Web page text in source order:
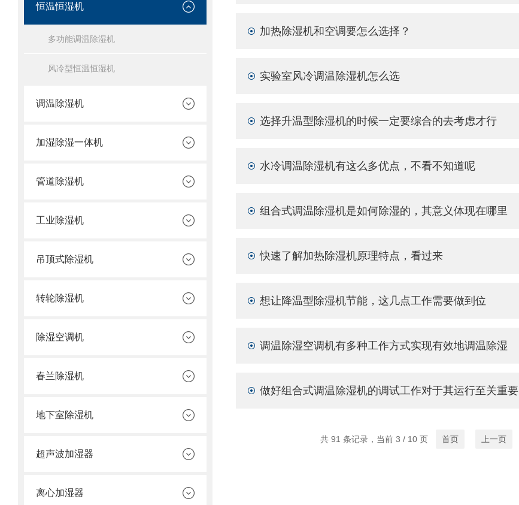
恒温恒湿机
多功能调温除湿机
风冷型恒温恒湿机
调温除湿机
加湿除湿一体机
管道除湿机
工业除湿机
吊顶式除湿机
转轮除湿机
除湿空调机
春兰除湿机
地下室除湿机
超声波加湿器
离心加湿器
加热除湿机和空调要怎么选择？
实验室风冷调温除湿机怎么选
选择升温型除湿机的时候一定要综合的去考虑才行
水冷调温除湿机有这么多优点，不看不知道呢
组合式调温除湿机是如何除湿的，其意义体现在哪里
快速了解加热除湿机原理特点，看过来
想让降温型除湿机节能，这几点工作需要做到位
调温除湿空调机有多种工作方式实现有效地调温除湿
做好组合式调温除湿机的调试工作对于其运行至关重要
共 91 条记录，当前 3 / 10 页 首页 上一页